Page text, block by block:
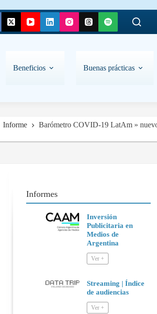
Beneficios Buenas prácticas
Informe
Barómetro COVID-19 LatAm »
Informes
Inversión
Publicitaria en
Medios de
Argentina
Streaming | Índice
de audiencias